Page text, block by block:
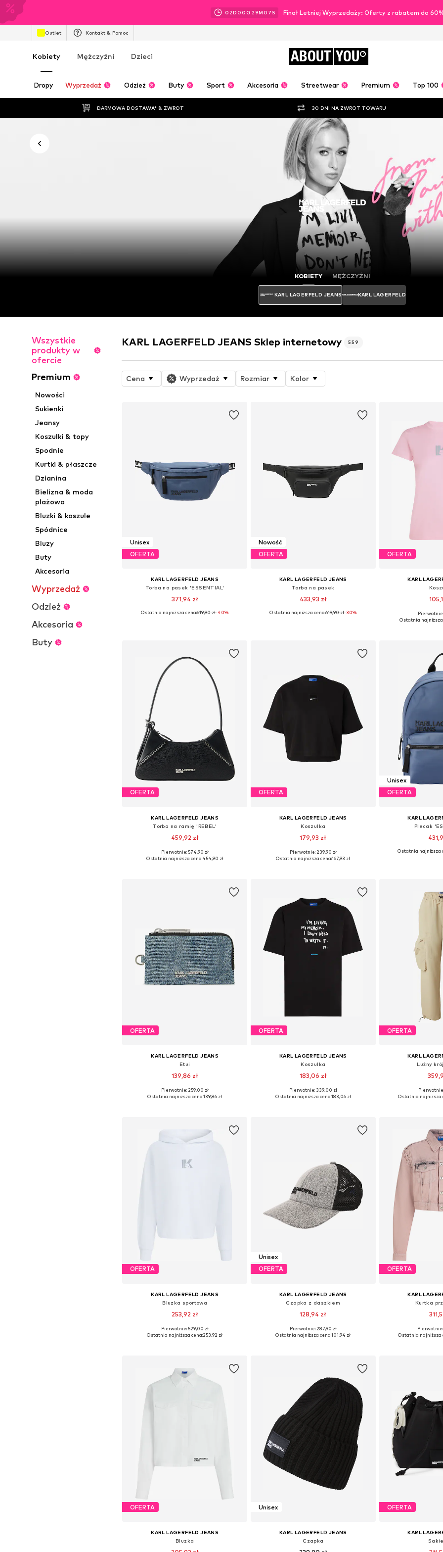
02D 00 G 29M 06 S Finał Letniej Wyprzedaży: Oferty z rabatem do
Outlet Kontakt & Pomoc
Kobiety Mężczyźni Dzieci ABOUT YOU
Dropy Wyprzedaż Odzież Buty Sport Akcesoria Streetwear Premium Top 100
DARMOWA DOSTAWA* & ZWROT 30 DNI NA ZWROT TOWARU
KOBIETY MĘŻCZYŹNI
KARL LAGERFELD JEANS KARL LAGERFELD
Wszystkie
produkty w
ofercie
Premium
Nowości
Sukienki
Jeansy
Koszulki & topy
Spodnie
Kurtki & płaszcze
Dzianina
Bielizna & moda
plażowa
Bluzki & koszule
Spódnice
Bluzy
Buty
Akcesoria
Wyprzedaż
Odzież
Akcesoria
Buty
KARL LAGERFELD JEANS Sklep internetowy 559
Cena Wyprzedaż Rozmiar Kolor
Unisex
OFERTA
KARL LAGERFELD JEANS
Torba na pasek 'ESSENTIAL'
371,94 zł
Dostępne rozmiary: One Size
Ostatnia najniższa cena:619,90 zł-40%
Nowość
OFERTA
KARL LAGERFELD JEANS
Torba na pasek
433,93 zł
Dostępne rozmiary: One Size
Ostatnia najniższa cena:619,90 zł-30%
OFERTA
KARL
Dostępne
Ostatnia najniższa
OFERTA
KARL LAGERFELD JEANS
Torba na ramię 'REBEL'
459,92 zł
Dostępne rozmiary: One Size
Pierwotnie: 574,90 zł
Ostatnia najniższa cena:454,90 zł
OFERTA
KARL LAGERFELD JEANS
Koszulka
179,93 zł
Dostępne rozmiary: XS, S, M, L
Pierwotnie: 239,90 zł
Ostatnia najniższa cena:167,93 zł
Unisex
OFERTA
KARL
Plecak
Dostępne
Ostatnia najniższa
OFERTA
KARL LAGERFELD JEANS
Etui
139,86 zł
Dostępne rozmiary: One Size
Pierwotnie: 259,00 zł
Ostatnia najniższa cena:139,86 zł
OFERTA
KARL LAGERFELD JEANS
Koszulka
183,06 zł
Dostępne rozmiary: XS, S, M, XL
Pierwotnie: 339,00 zł
Ostatnia najniższa cena:183,06 zł
OFERTA
KARL
Lużny
Dostępne
Ostatnia najniższa
OFERTA
KARL LAGERFELD JEANS
Bluzka sportowa
253,92 zł
Dostępne rozmiary: XS, S, L, XL
Pierwotnie: 529,00 zł
Ostatnia najniższa cena:253,92 zł
Unisex
OFERTA
KARL LAGERFELD JEANS
Czapka z daszkiem
128,94 zł
Dostępne rozmiary: 55-60
Pierwotnie: 287,90 zł
Ostatnia najniższa cena:101,94 zł
OFERTA
KARL
Kurtka
Dostępne
Ostatnia najniższa
OFERTA
KARL LAGERFELD JEANS
Bluzka
Unisex
KARL LAGERFELD JEANS
Czapka
OFERTA
KARL